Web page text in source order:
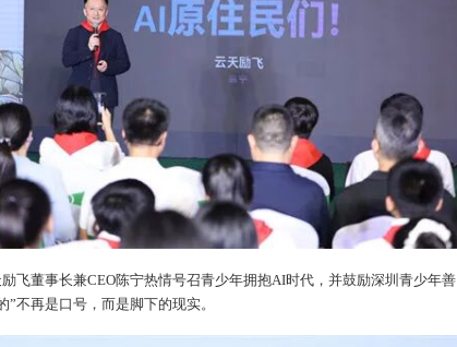
飞董事长兼CEO陈宁热情号召青少年拥抱AI时代，并鼓励深圳青少年善
”不再是口号，而是脚下的现实。